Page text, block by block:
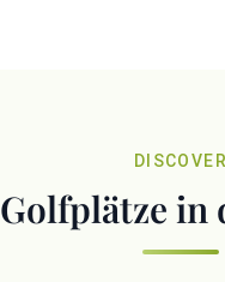
DISCOVER
Golfplätze in